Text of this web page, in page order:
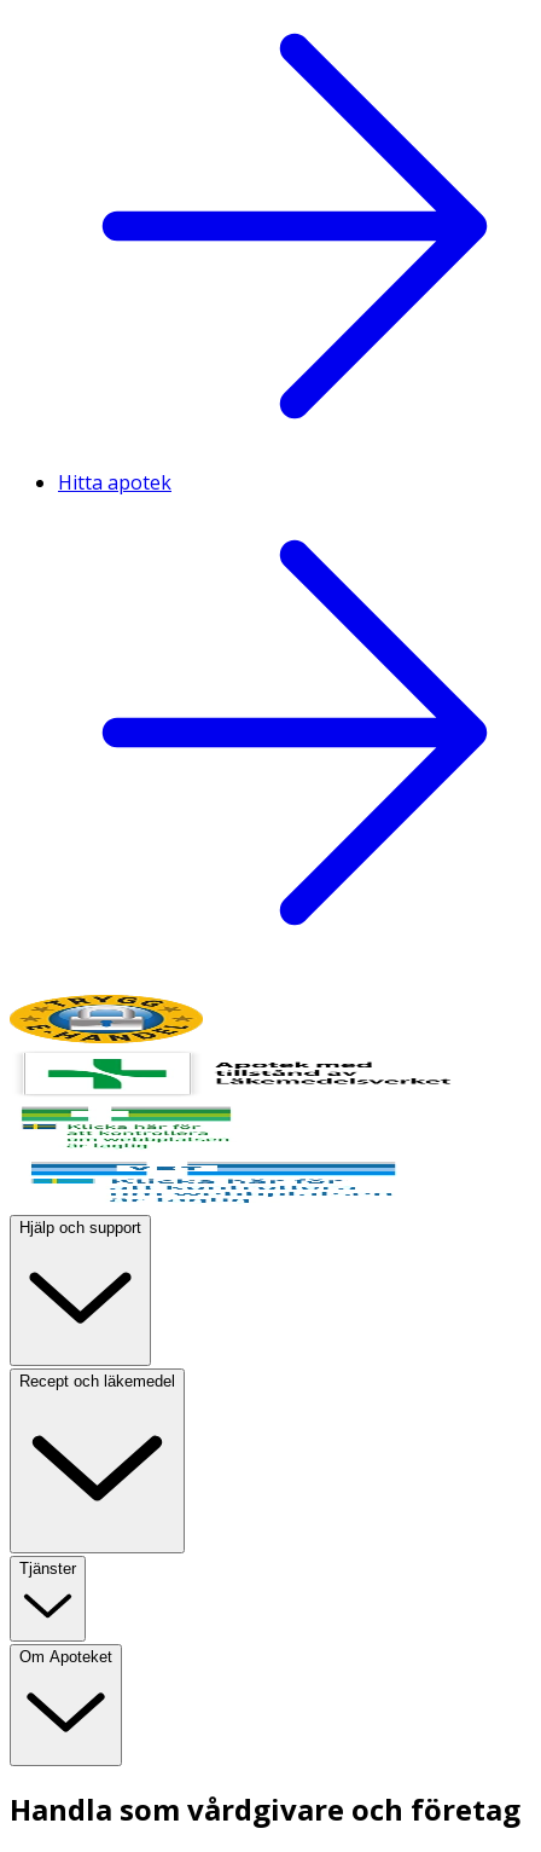
Hitta apotek
Hjälp och support
Recept och läkemedel
Tjänster
Om Apoteket
Handla som vårdgivare och företag